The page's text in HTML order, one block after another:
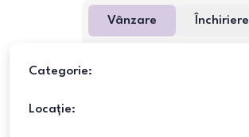
Vânzare Închiriere
Categorie:
Locație: